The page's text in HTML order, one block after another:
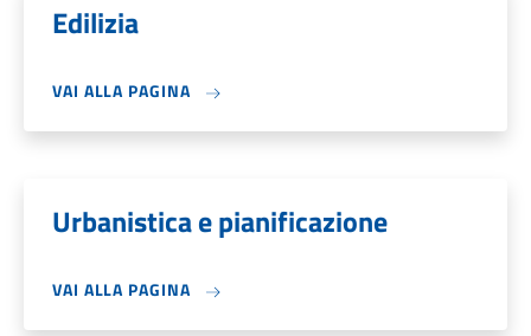
Edilizia
VAI ALLA PAGINA
Urbanistica e pianificazione
VAI ALLA PAGINA